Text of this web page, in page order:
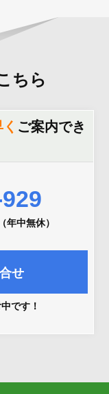
ちら
ご案内でき
中無休）
せ
です！